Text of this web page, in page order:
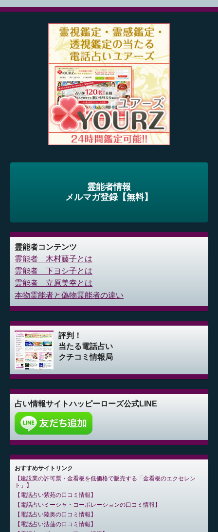
霊能者情報
メルマガ登録【無料】
霊能者コンテンツ
霊能者 木村藤子とは
霊能者 下ヨシ子とは
霊能者 立原美幸とは
本物霊能者と偽物霊能者の違い
評判！
当たる電話占い
クチコミ情報局
占い情報サイトハッピーローズ公式LINE
おすすめサイトリンク
建設業の許可票・金看板を低価格で販売する「金看板のエクセレン
ト」
電話占い紫苑の口コミ情報
電話占いミーシャ・コーポレーションの口コミ情報
電話占い陸奥の口コミ情報
電話占い法蓮の口コミ情報